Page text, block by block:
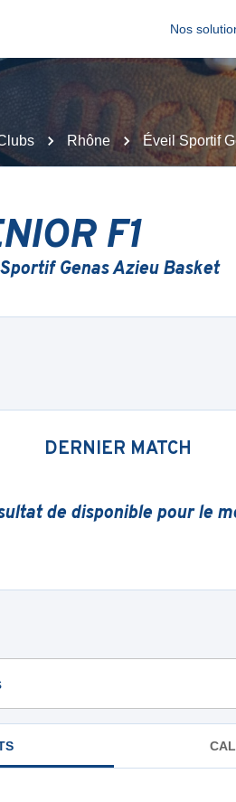
Nos
Rhône Éveil Sportif
F1
Genas Azieu Basket
DERNIER MATCH
de disponible pour le